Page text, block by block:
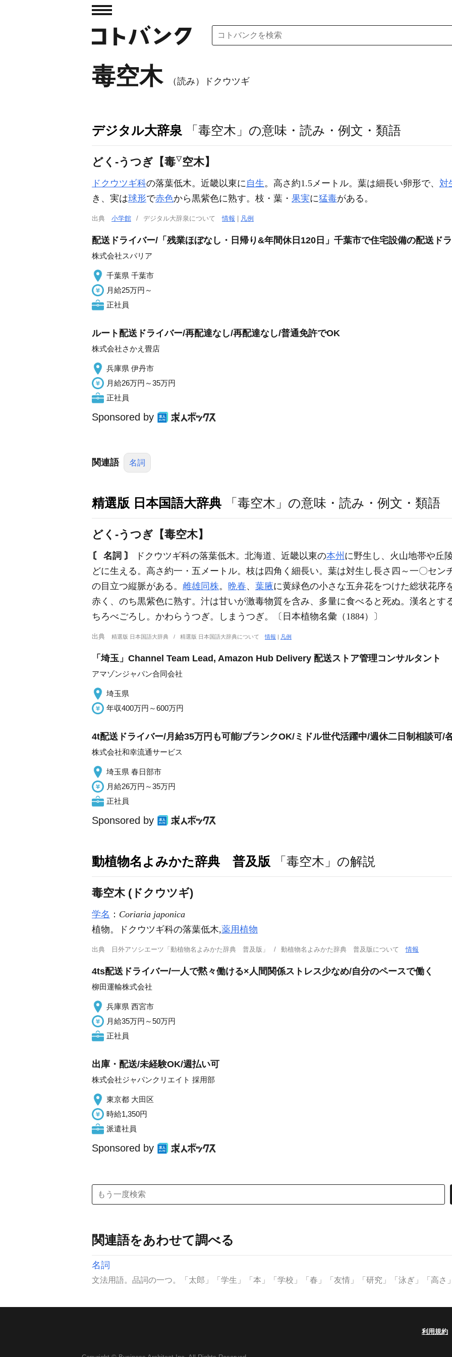
毒空木 （読み）ドクウツギ
デジタル大辞泉 「毒空木」の意味・読み・例文・類語
どく‐うつぎ【毒▽空木】
ドクウツギ科の落葉低木。近畿以東に自生。高さ約1.5メートル。葉は細長い卵形で、 対
き、実は球形で赤色から黒紫色に熟す。枝・葉・ 果実に猛毒がある。
出典 小学館 デジタル大辞泉について情報 凡例
配送ドライバー/「残業ほぼなし・日帰り&年間休日120日」千葉市で住宅設備の配送ド
株式会社スパリア
千葉県 千葉市
月給25万円～
正社員
ルート配送ドライバー/再配達なし/再配達なし/普通免許でOK
株式会社さかえ畳店
兵庫県 伊丹市
月給26万円～35万円
正社員
Sponsored by
関連語 名詞
精選版 日本国語大辞典 「毒空木」の意味・読み・例文・類語
どく‐うつぎ【毒空木】
〘 名詞 〙 ドクウツギ科の落葉低木。北海道、近畿以東の本州 に野生し、火山地帯や丘
どに生える。高さ約一・五メートル。枝は四角く細長い。葉は対生し長さ四～一〇セン
の目立つ縦脈がある。 雌雄同株。 晩春、 葉腋に黄緑色の小さな五弁花をつけた総状花序
赤く、のち黒紫色に熟す。汁は甘いが激毒物質を含み、多量に食べると死ぬ。漢名とす
ちろべごろし。かわらうつぎ。しまうつぎ。〔日本植物名彙（1884）〕
出典 精選版 日本国語大辞典 精選版 日本国語大辞典について情報 | 凡例
「埼玉」Channel Team Lead, Amazon Hub Delivery 配送ストア管理コンサルタント
アマゾンジャパン合同会社
埼玉県
年収400万円～600万円
4t配送ドライバー/月給35万円も可能/ブランクOK/ミドル世代活躍中/週休二日制相談可/
株式会社和幸流通サービス
埼玉県 春日部市
月給26万円～35万円
正社員
Sponsored by
動植物名よみかた辞典 普及版 「毒空木」の解説
毒空木 (ドクウツギ)
学名 ： Coriaria japonica
植物。ドクウツギ科の落葉低木,薬用植物
出典 日外アソシエーツ「動植物名よみかた辞典 普及版」 動植物名よみかた辞典 普及版について情報
4ts配送ドライバー/一人で黙々働ける×人間関係ストレス少なめ/自分のペースで働く
柳田運輸株式会社
兵庫県 西宮市
月給35万円～50万円
正社員
出庫・配送/未経験OK/週払い可
株式会社ジャパンクリエイト 採用部
東京都 大田区
時給1,350円
派遣社員
Sponsored by
関連語をあわせて調べる
名詞
文法用語。品詞の一つ。「太郎」「学生」「本」「学校」「春」「友情」「研究」「泳ぎ」「高さ
利用規約